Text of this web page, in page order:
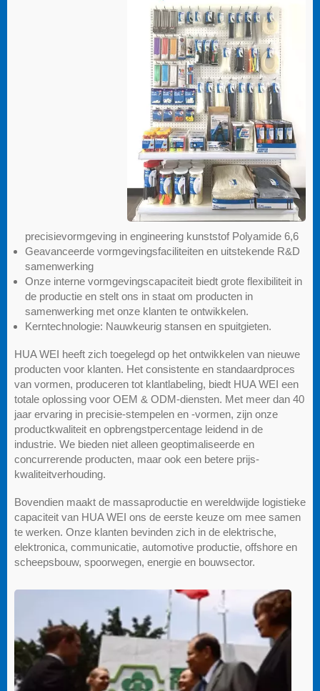
precisievormgeving in engineering kunststof Polyamide 6,6
Geavanceerde vormgevingsfaciliteiten en uitstekende R&D
samenwerking
Onze interne vormgevingscapaciteit biedt grote flexibiliteit in
de productie en stelt ons in staat om producten in
samenwerking met onze klanten te ontwikkelen.
Kerntechnologie: Nauwkeurig stansen en spuitgieten.
HUA WEI heeft zich toegelegd op het ontwikkelen van nieuwe
producten voor klanten. Het consistente en standaardproces
van vormen, produceren tot klantlabeling, biedt HUA WEI een
totale oplossing voor OEM & ODM-diensten. Met meer dan 40
jaar ervaring in precisie-stempelen en -vormen, zijn onze
productkwaliteit en opbrengstpercentage leidend in de
industrie. We bieden niet alleen geoptimaliseerde en
concurrerende producten, maar ook een betere prijs-
kwaliteitverhouding.
Bovendien maakt de massaproductie en wereldwijde logistieke
capaciteit van HUA WEI ons de eerste keuze om mee samen
te werken. Onze klanten bevinden zich in de elektrische,
elektronica, communicatie, automotive productie, offshore en
scheepsbouw, spoorwegen, energie en bouwsector.